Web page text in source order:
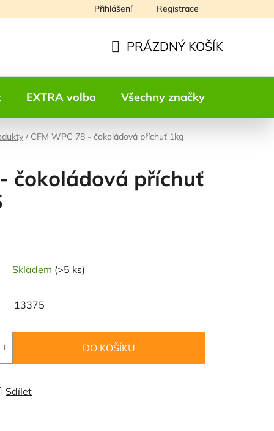
Přihlášení Registrace
KOŠÍK
PRÁZDNÝ KOŠÍK
EXTRA volba Všechny značky
/ CFM WPC 78 - čokoládová příchuť 1kg
čokoládová příchuť
Skladem (>5 ks)
13375
DO KOŠÍKU
Sdílet